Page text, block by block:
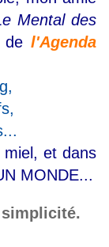
Mental des
de l'Agenda
et dans
MONDE...